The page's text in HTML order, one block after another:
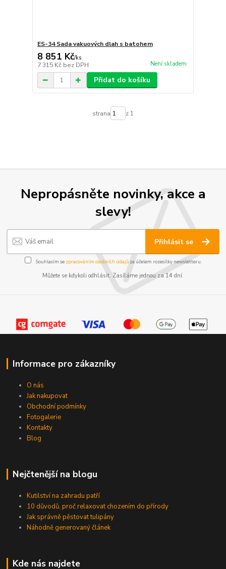
ES-34 Sada vakuových dlah s batohem
8 851 Kč/ks
7 315 Kč bez DPH Není skladem
Přidat do košíku
strana z 1
Nepropásněte novinky, akce a
slevy!
Přihlásit se
Souhlasím se zpracováním osobních údajůza účelem rozesílky newsletteru.
Můžete se kdykoli odhlásit. Zasíláme jednou za 14 dní.
Informace pro zákazníky
O nás
Jak nakupovat
Obchodní podmínky
Fotogalerie
Kontakty
Blog
Nejčtenější na blogu
Kutilství na zahradu patří
10 důvodů, proč relaxovat chozením do přírody
Jak správně pěstovat tulipány
Náhodně generovaný článek
Kde nás najdete